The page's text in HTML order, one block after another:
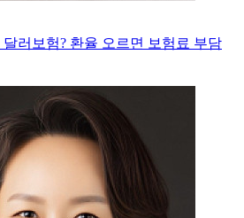
달러보험? 환율 오르면 보험료 부담